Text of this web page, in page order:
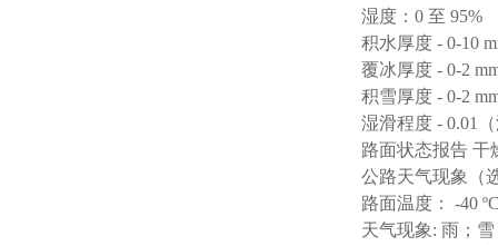
湿度：0 至 95%
积水厚度 - 0-10
覆冰厚度 - 0-2
积雪厚度 - 0-2
湿滑程度 - 0.01
路面状态报告 干
公路天气现象（
路面温度： -40
天气现象: 雨；